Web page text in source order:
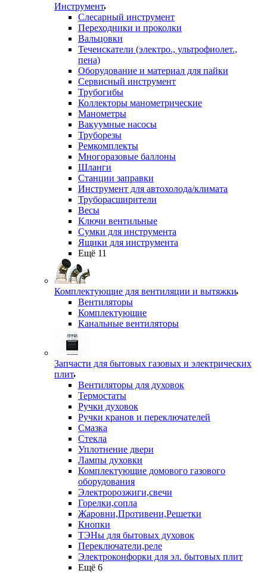
Инструмент
Слесарный инструмент
Переходники и проколки
Вальцовки
Течеискатели (электро., ультрофиолет.,
пена)
Оборудование и материал для пайки
Сервисный инструмент
Трубогибы
Коллекторы манометрические
Манометры
Вакуумные насосы
Труборезы
Ремкомплекты
Многоразовые баллоны
Шланги
Станции заправки
Инструмент для автохолода/климата
Труборасширители
Весы
Ключи вентильные
Сумки для инструмента
Ящики для инструмента
Ещё 11
Комплектующие для вентиляции и вытяжки
Вентиляторы
Комплектующие
Канальные вентиляторы
Запчасти для бытовых газовых и электрических
плит
Вентиляторы для духовок
Термостаты
Ручки духовок
Ручки кранов и переключателей
Смазка
Стекла
Уплотнение двери
Лампы духовки
Комплектующие домового газового
оборудования
Электророзжиги,свечи
Горелки,сопла
Жаровни,Противени,Решетки
Кнопки
ТЭНы для бытовых духовок
Переключатели,реле
Электроконфорки для эл. бытовых плит
Ещё 6